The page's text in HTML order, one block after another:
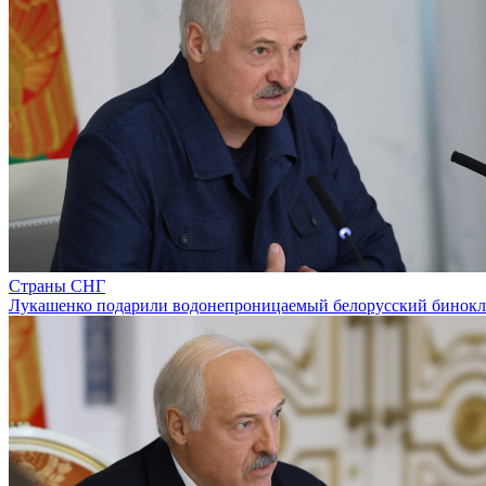
Страны СНГ
Лукашенко подарили водонепроницаемый белорусский